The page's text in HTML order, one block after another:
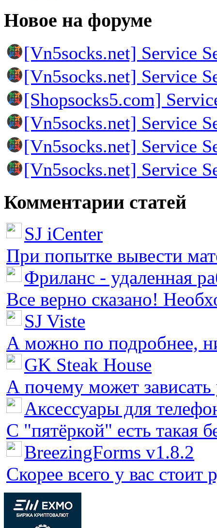
Новое на форуме
[Vn5socks.net] Service
[Vn5socks.net] Service
[Shopsocks5.com]
[Vn5socks.net] Service
[Vn5socks.net] Service
[Vn5socks.net] Service
Комментарии статей
SJ iCenter
При попытке вывести
Фриланс - удаленная
Все верно сказано!
SJ Viste
А можно по подробнее,
GK Steak House
А почему может зависать
Аксессуары для
С "пятёркой" есть такая
BreezingForms v1.8.2
Скорее всего у вас стоит